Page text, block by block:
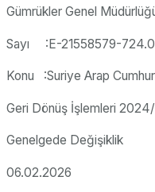
Gümrükler Genel
Sayı :E-21558579-
Konu :Suriye Arap
Geri Dönüş İşlemleri 2024/
Genelgede Değişiklik
06.02.2026